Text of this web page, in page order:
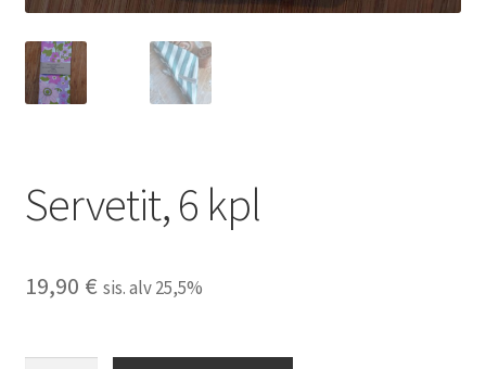
Servetit, 6 kpl
19,90 € sis. alv 25,5%